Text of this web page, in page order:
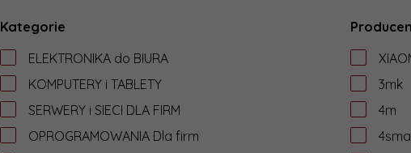
Kategorie
ELEKTRONIKA do BIURA
KOMPUTERY i TABLETY
SERWERY i SIECI DLA FIRM
OPROGRAMOWANIA Dla firm
3mk
4m